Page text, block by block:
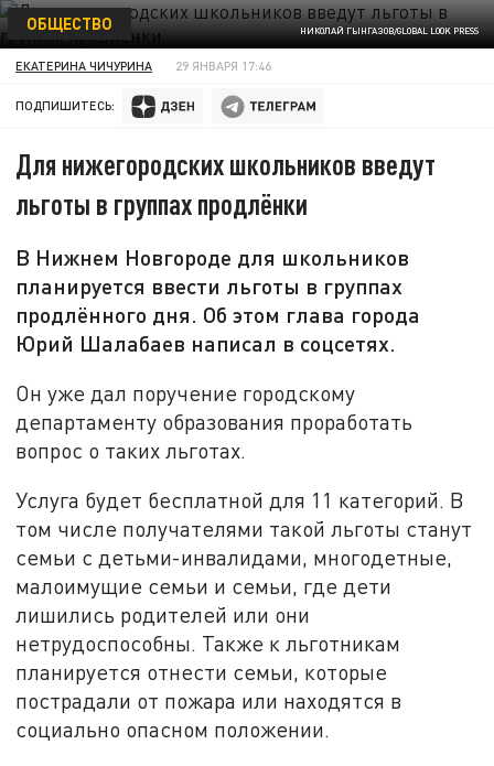
НИКОЛАЙ ГЫНГАЗОВ/GLOBAL LOOK PRESS
ОБЩЕСТВО
ЕКАТЕРИНА ЧИЧУРИНА 29 ЯНВАРЯ 17:46
ПОДПИШИТЕСЬ:
Для нижегородских школьников введут
льготы в группах продлёнки
В Нижнем Новгороде для школьников
планируется ввести льготы в группах
продлённого дня. Об этом глава города
Юрий Шалабаев написал в соцсетях.
Он уже дал поручение городскому
департаменту образования проработать
вопрос о таких льготах.
Услуга будет бесплатной для 11 категорий. В
том числе получателями такой льготы станут
семьи с детьми-инвалидами, многодетные,
малоимущие семьи и семьи, где дети
лишились родителей или они
нетрудоспособны. Также к льготникам
планируется отнести семьи, которые
пострадали от пожара или находятся в
социально опасном положении.